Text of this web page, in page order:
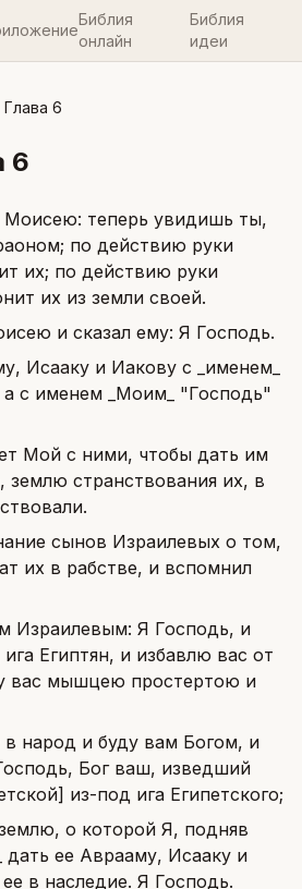
Библия
онлайн
Библия
идеи
Глава 6
6
Моисею: теперь увидишь ты,
по действию руки
их; по действию руки
их из земли своей.
и сказал ему: Я Господь.
Исааку и Иакову с _именем_
с именем _Моим_ "Господь"
Мой с ними, чтобы дать им
странствования их, в
сынов Израилевых о том,
их в рабстве, и вспомнил
Израилевым: Я Господь, и
Египтян, и избавлю вас от
вас мышцею простертою и
народ и буду вам Богом, и
Бог ваш, изведший
из-под ига Египетского;
о которой Я, подняв
дать ее Аврааму, Исааку и
в наследие. Я Господь.